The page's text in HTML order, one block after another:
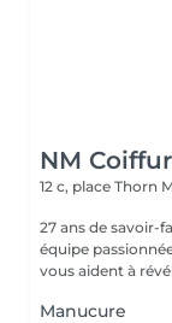
NM
12 c, place Thorn
27 ans de savoir-
équipe passionnée , ces artistes du cheveux et de la beauté,
vous aident à
Manucure